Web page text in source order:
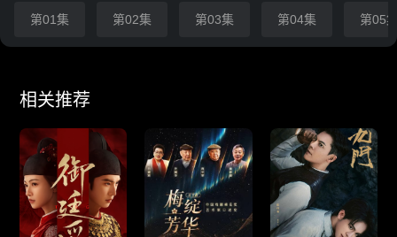
第01集 第02集 第03集 第04集 第05
相关推荐